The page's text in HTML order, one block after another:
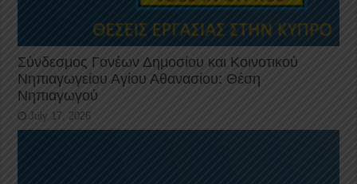
Σύνδεσμος Γονέων Δημοσίου και Κοινοτικού
Νηπιαγωγείου Αγίου Αθανασίου: Θέση
Νηπιαγωγού
July 17, 2026